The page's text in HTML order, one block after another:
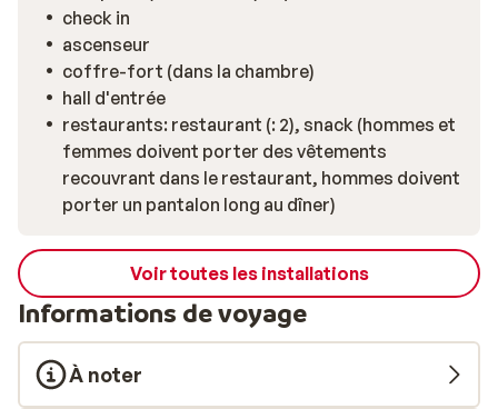
check in
ascenseur
coffre-fort (dans la chambre)
hall d'entrée
restaurants: restaurant (: 2), snack (hommes et
femmes doivent porter des vêtements
recouvrant dans le restaurant, hommes doivent
porter un pantalon long au dîner)
Voir toutes les installations
Informations de voyage
À noter